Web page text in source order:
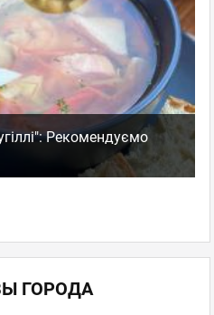
они все жырние ходят кто ест
пожаловаться
Рекомендуємо
ГОРОДА